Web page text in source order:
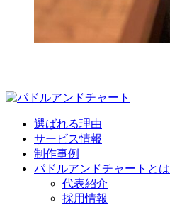
選ばれる理由
サービス情報
制作事例
パドルアンドチャートとは
代表紹介
採用情報